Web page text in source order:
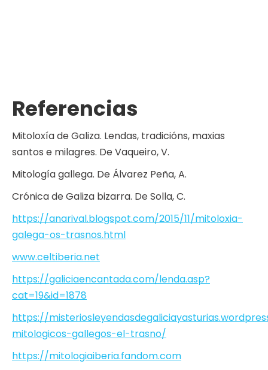
Referencias
Mitoloxía de Galiza. Lendas, tradicións, maxias
santos e milagres. De Vaqueiro, V.
Mitología gallega. De Álvarez Peña, A.
Crónica de Galiza bizarra. De Solla, C.
https://anarival.blogspot.com/2015/11/mitoloxia-
galega-os-trasnos.html
www.celtiberia.net
https://galiciaencantada.com/lenda.asp?
cat=19&id=1878
https://
mitologicos-gallegos-el-trasno/
https://mitologiaiberia.fandom.com